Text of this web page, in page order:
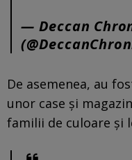
— Deccan
De asemenea, au
unor case și
familii de culoare şi